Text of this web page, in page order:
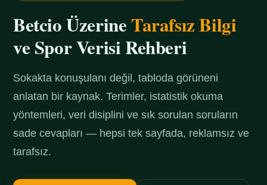
Betcio ÜzerineTarafsız Bilgi
ve Spor Verisi Rehberi
Sokakta konuşulanı değil, tabloda görüneni
anlatan bir kaynak. Terimler, istatistik okuma
yöntemleri, veri disiplini ve sık sorulan soruların
sade cevapları — hepsi tek sayfada, reklamsız ve
tarafsız.